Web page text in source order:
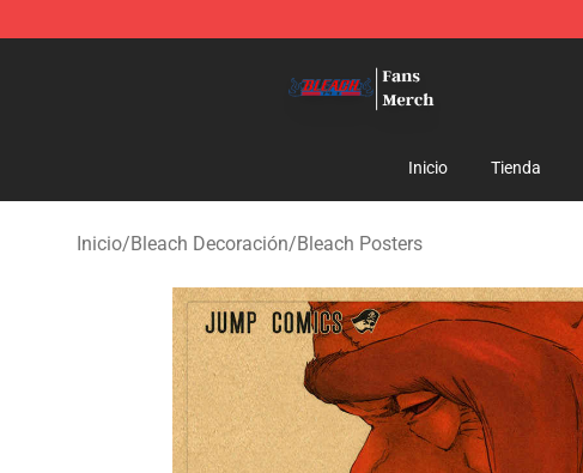
Inicio Tienda
Inicio/Bleach Decoración/Bleach Posters